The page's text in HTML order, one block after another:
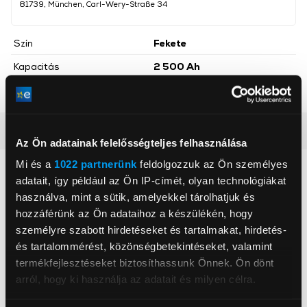
Az Ön adatainak felelősségteljes felhasználása
Mi és a 1022 partnerünk feldolgozzuk az Ön személyes
adatait, így például az Ön IP-címét, olyan technológiákat
használva, mint a sütik, amelyekkel tárolhatjuk és
hozzáférünk az Ön adataihoz a készülékén, hogy
személyre szabott hirdetéseket és tartalmakat, hirdetés-
és tartalommérést, közönségbetekintéseket, valamint
termékfejlesztéseket biztosíthassunk Önnek. Ön dönt
arról, hogy ki használja az adatait és milyen célra.
81739, München, Carl-Wery-Straße 34
Szín
Fekete
Kapacitás
2 500 Ah
Névleges feszültség (V)
Neked ajánljuk